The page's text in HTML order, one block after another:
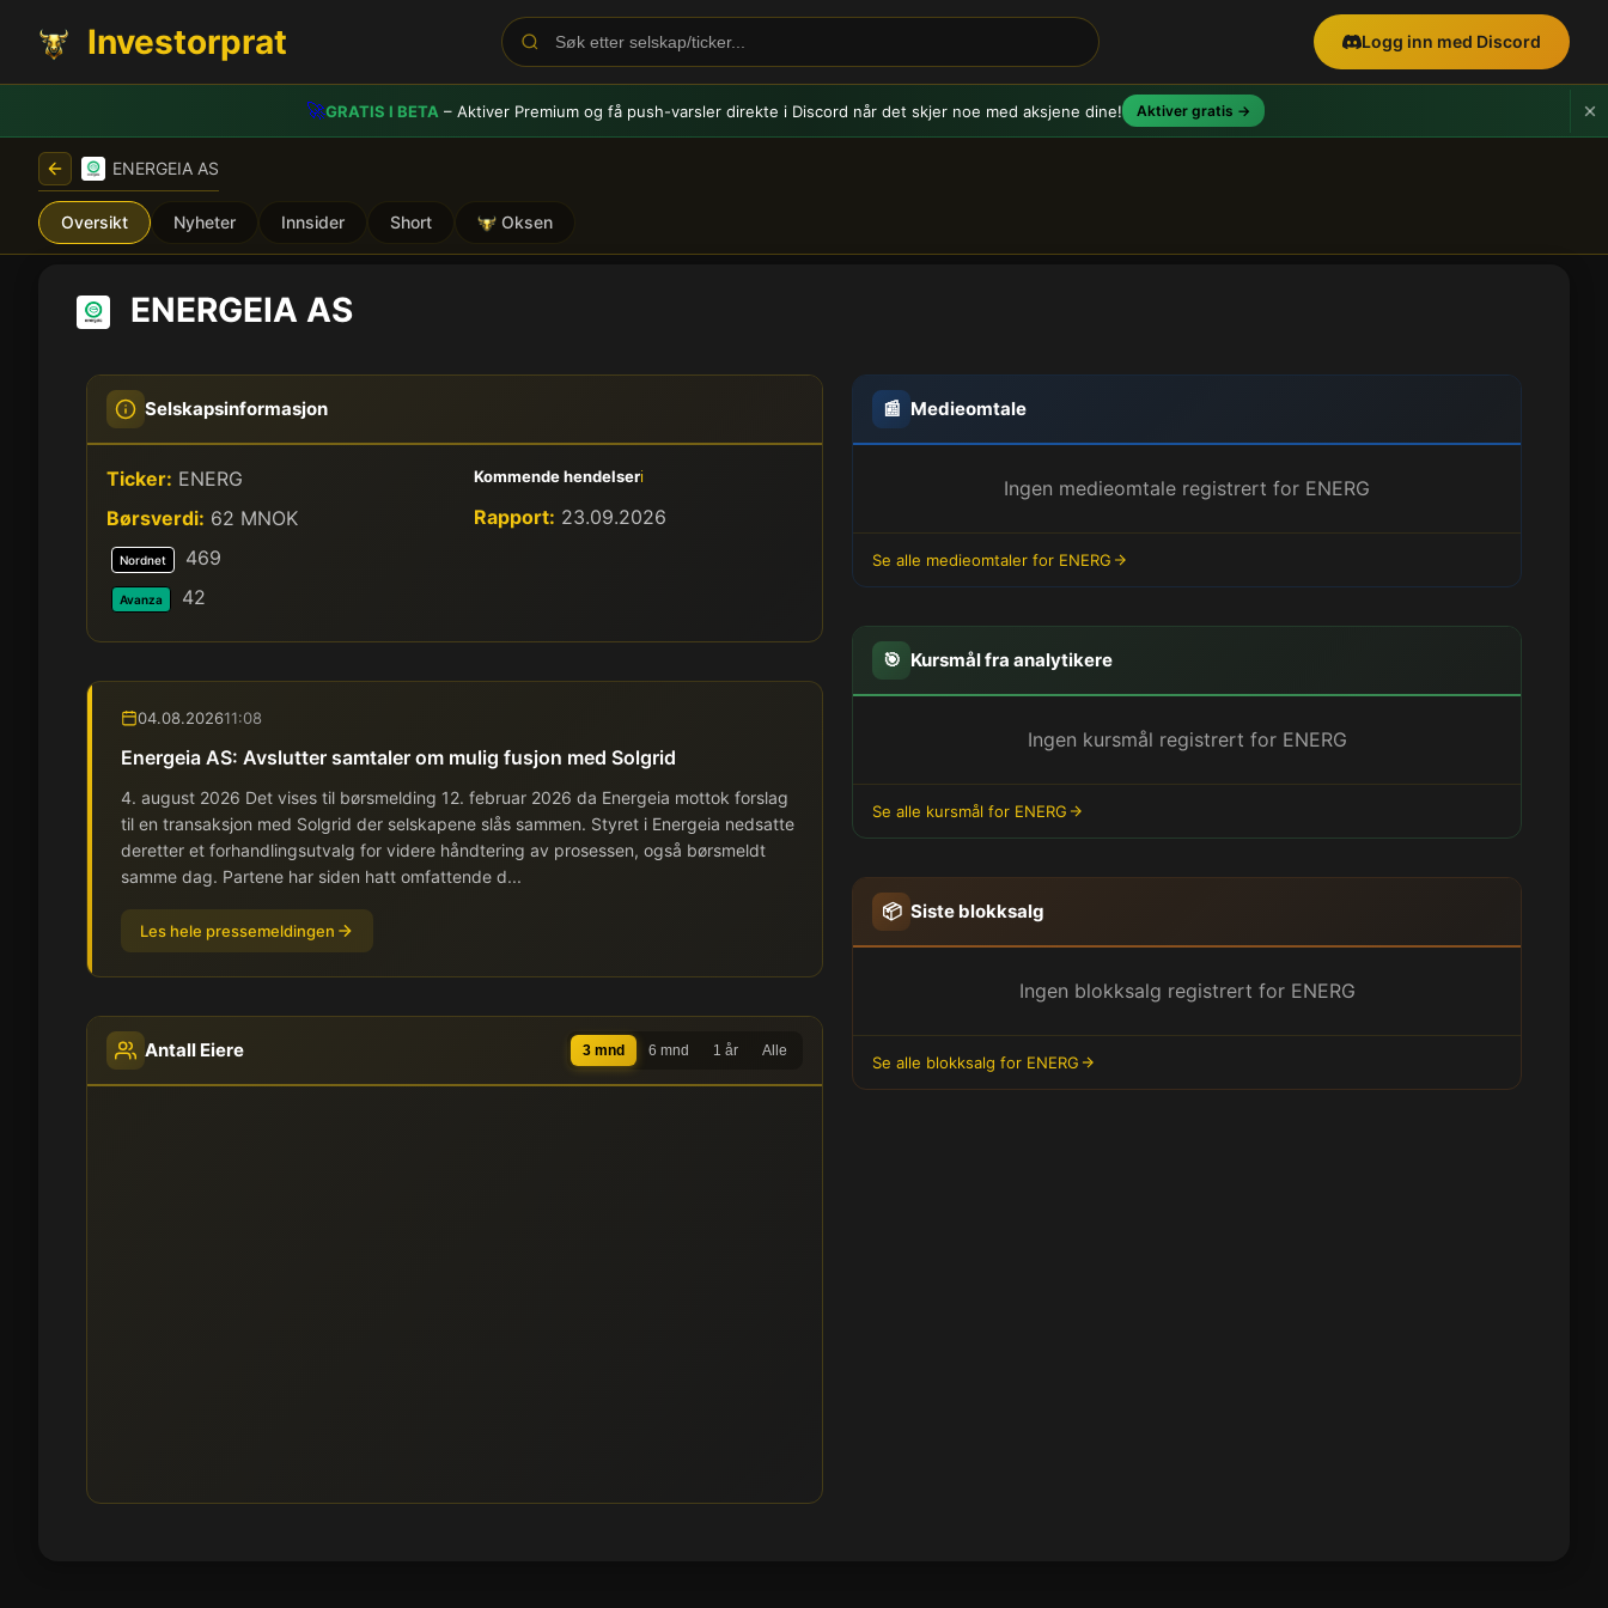
Investorprat Logg inn med Discord
🚀GRATIS I BETA – Aktiver Premium og få push-varslerdirekte i Discord når det skjer noe med aksjene dine! Aktiver gratis →
ENERGEIA AS
Oversikt Nyheter Innsider Short Oksen
ENERGEIA AS
Selskapsinformasjon
Ticker: ENERG
Børsverdi: 62 MNOK
Nordnet 469
Avanza 42
Kommende hendelserℹ️
Rapport: 23.09.2026
04.08.202611:08
Energeia AS: Avslutter samtaler om mulig fusjon med Solgrid
4. august 2026 Det vises til børsmelding 12. februar 2026 da Energeia mottok forslag
til en transaksjon med Solgrid der selskapene slås sammen. Styret i Energeia nedsatte
deretter et forhandlingsutvalg for videre håndtering av prosessen, også børsmeldt
samme dag. Partene har siden hatt omfattende d...
Les hele pressemeldingen
Antall Eiere 3 mnd 6 mnd 1 år Alle
📰 Medieomtale
Ingen medieomtale registrert for ENERG
Se alle medieomtaler for ENERG
🎯 Kursmål fra analytikere
Ingen kursmål registrert for ENERG
Se alle kursmål for ENERG
📦 Siste blokksalg
Ingen blokksalg registrert for ENERG
Se alle blokksalg for ENERG